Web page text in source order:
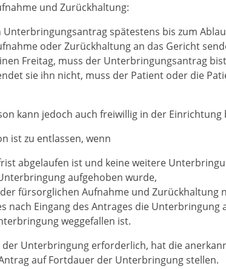
und Zurückhaltung:
spätestens bis zum
oder Zurückhaltung an das Gericht
Freitag, muss der Unterbringungsantrag
sie ihn nicht, muss der Patient oder die
kann jedoch auch freiwillig in der Einrichtung
ist zu entlassen, wenn
abgelaufen ist und keine weitere
aufgehoben wurde,
fürsorglichen Aufnahme und Zurückhaltung
nach Eingang des Antrages die Unterbringung
weggefallen ist.
Unterbringung erforderlich, hat die
auf Fortdauer der Unterbringung stellen.